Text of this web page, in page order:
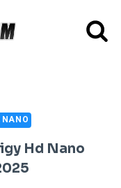
NANO
Hd Nano